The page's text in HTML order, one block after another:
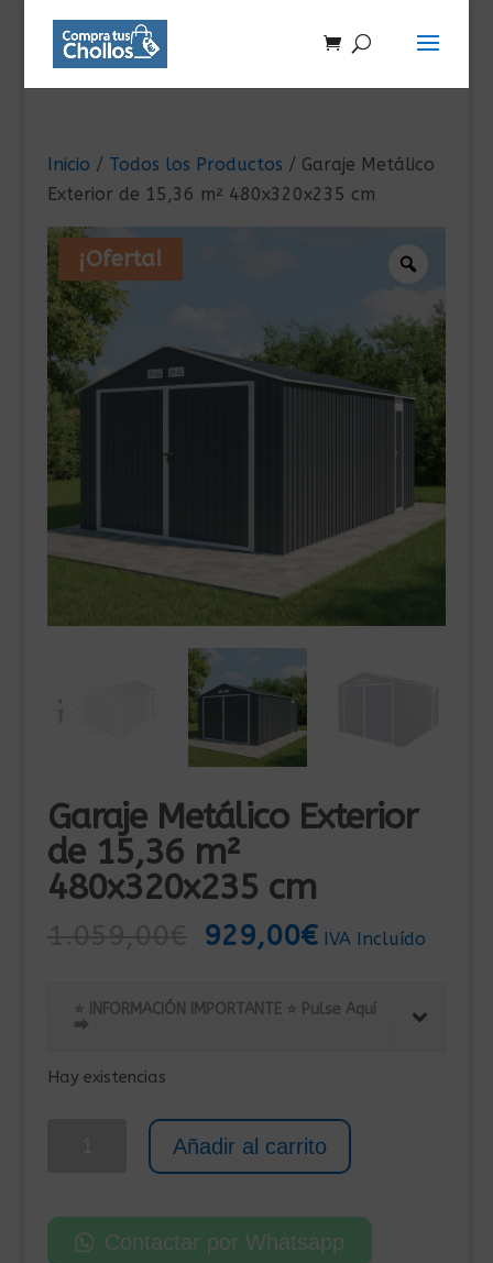
Inicio / Todos los Productos / Garaje Metálico
Exterior de 15,36 m² 480x320x235 cm
¡Oferta!
Garaje Metálico Exterior
de 15,36 m²
480x320x235 cm
El
original
era:
929,00€El
actual
es:
IVA Incluído
⭐ INFORMACIÓN IMPORTANTE ⭐ Pulse Aquí
⮕
Hay existencias
de
15,36
Añadir al carrito
Contactar por Whatsapp